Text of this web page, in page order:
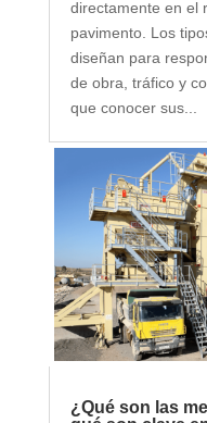
directamente en el
pavimento. Los
diseñan para
de obra, tráfico y
que conocer sus...
¿Qué son las